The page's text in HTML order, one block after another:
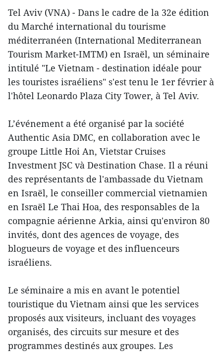
Tel Aviv (VNA) - Dans le cadre de la 32e édition
du Marché international du tourisme
méditerranéen (International Mediterranean
Tourism Market-IMTM) en Israël, un séminaire
intitulé "Le Vietnam - destination idéale pour
les touristes israéliens" s'est tenu le 1er février à
l'hôtel Leonardo Plaza City Tower, à Tel Aviv.
L’événement a été organisé par la société
Authentic Asia DMC, en collaboration avec le
groupe Little Hoi An, Vietstar Cruises
Investment JSC và Destination Chase. Il a réuni
des représentants de l'ambassade du Vietnam
en Israël, le conseiller commercial vietnamien
en Israël Le Thai Hoa, des responsables de la
compagnie aérienne Arkia, ainsi qu'environ 80
invités, dont des agences de voyage, des
blogueurs de voyage et des influenceurs
israéliens.
Le séminaire a mis en avant le potentiel
touristique du Vietnam ainsi que les services
proposés aux visiteurs, incluant des voyages
organisés, des circuits sur mesure et des
programmes destinés aux groupes. Les